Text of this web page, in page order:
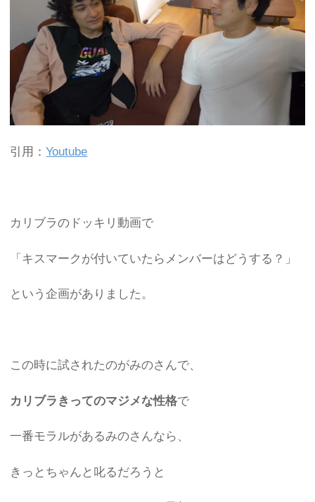
引用：Youtube
カリブラのドッキリ動画で
「キスマークが付いていたらメンバーはどうする？」
という企画がありました。
この時に試されたのがみのさんで、
カリブラきってのマジメな性格で
一番モラルがあるみのさんなら、
きっとちゃんと叱るだろうと